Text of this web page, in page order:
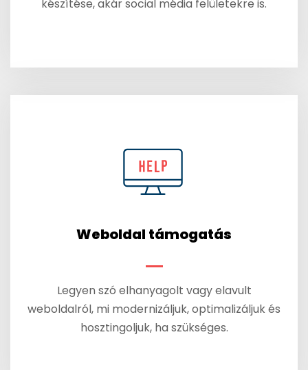
készítése, akár social média felületekre is.
Weboldal támogatás
Legyen szó elhanyagolt vagy elavult
weboldalról, mi modernizáljuk, optimalizáljuk és
hosztingoljuk, ha szükséges.